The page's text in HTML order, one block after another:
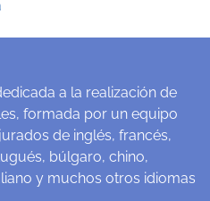
a la realización de
formada por un equipo
de inglés, francés,
búlgaro, chino,
y muchos otros idiomas